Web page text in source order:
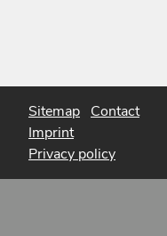
Sitemap Contact
Imprint
Privacy policy